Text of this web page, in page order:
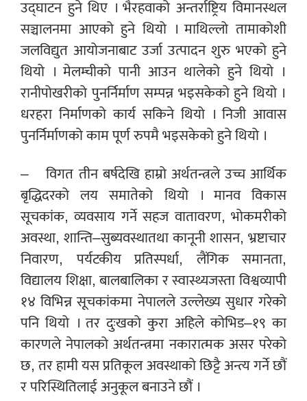
उद्घाटन हुने थिए । भैरहवाको अन्तर्राष्ट्रिय विमानस्थल
सञ्चालनमा आएको हुने थियो । माथिल्लो तामाकोशी
जलविद्युत आयोजनाबाट उर्जा उत्पादन शुरु भएको हुने
थियो । मेलम्चीको पानी आउन थालेको हुने थियो ।
रानीपोखरीको पुनर्निर्माण सम्पन्न भइसकेको हुने थियो ।
धरहरा निर्माणको कार्य सकिने थियो । निजी आवास
पुनर्निर्माणको काम पूर्ण रुपमै भइसकेको हुने थियो ।
– विगत तीन बर्षदेखि हाम्रो अर्थतन्त्रले उच्च आर्थिक
बृद्धिदरको लय समातेको थियो । मानव विकास
सूचकांक, व्यवसाय गर्ने सहज वातावरण, भोकमरीको
अवस्था, शान्ति–सुब्यवस्थातथा कानूनी शासन, भ्रष्टाचार
निवारण, पर्यटकीय प्रतिस्पर्धा, लैंगिक समानता,
विद्यालय शिक्षा, बालबालिका र स्वास्थ्यजस्ता विश्वव्यापी
१४ विभिन्न सूचकांकमा नेपालले उल्लेख्य सुधार गरेको
पनि थियो । तर दुःखको कुरा अहिले कोभिड–१९ का
कारणले नेपालको अर्थतन्त्रमा नकारात्मक असर परेको
छ, तर हामी यस प्रतिकूल अवस्थाको छिट्टै अन्त्य गर्ने छौं
र परिस्थितिलाई अनुकूल बनाउने छौं ।